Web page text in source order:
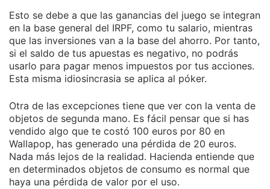
Esto se debe a que las ganancias del juego se integran
en la base general del IRPF, como tu salario, mientras
que las inversiones van a la base del ahorro. Por tanto,
si el saldo de tus apuestas es negativo, no podrás
usarlo para pagar menos impuestos por tus acciones.
Esta misma idiosincrasia se aplica al póker.
Otra de las excepciones tiene que ver con la venta de
objetos de segunda mano. Es fácil pensar que si has
vendido algo que te costó 100 euros por 80 en
Wallapop, has generado una pérdida de 20 euros.
Nada más lejos de la realidad. Hacienda entiende que
en determinados objetos de consumo es normal que
haya una pérdida de valor por el uso.